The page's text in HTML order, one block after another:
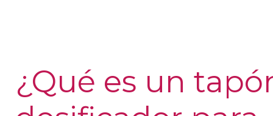
¿Qué es un